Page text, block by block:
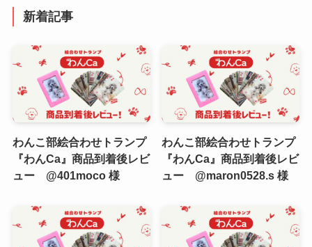
新着記事
わんこ部絵合わせトランプ
『わんCa』商品到着後レビ
ュー @401moco 様
わんこ部絵合わせトランプ
『わんCa』商品到着後レビ
ュー @maron0528.s 様